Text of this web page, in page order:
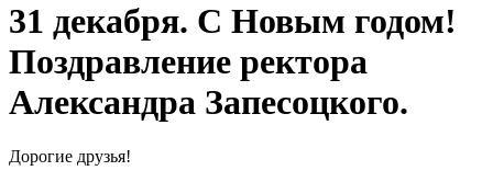
31 декабря. С Новым годом!
Поздравление ректора
Александра Запесоцкого.
Дорогие друзья!